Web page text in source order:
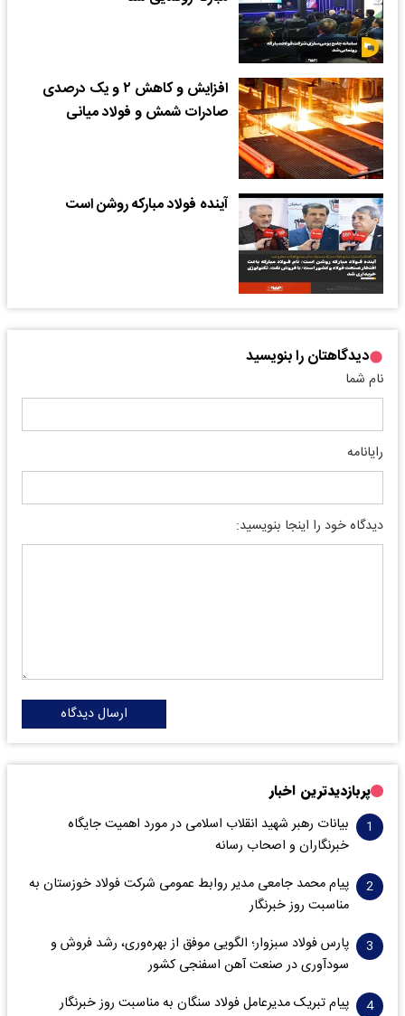
افزایش و کاهش ۲ و یک درصدی
صادرات شمش و فولاد میانی
آینده فولاد مبارکه روشن است
دیدگاهتان را بنویسید
نام شما
رایانامه
دیدگاه خود را اینجا بنویسید:
ارسال دیدگاه
پربازدیدترین اخبار
بیانات رهبر شهید انقلاب اسلامی در مورد اهمیت جایگاه
خبرنگاران و اصحاب رسانه
پیام محمد جامعی مدیر روابط عمومی شرکت فولاد خوزستان به
مناسبت روز خبرنگار
پارس فولاد سبزوار؛ الگویی موفق از بهره‌وری، رشد فروش و
سود‌آوری در صنعت آهن اسفنجی کشور
پیام تبریک مدیرعامل فولاد سنگان به مناسبت روز خبرنگار